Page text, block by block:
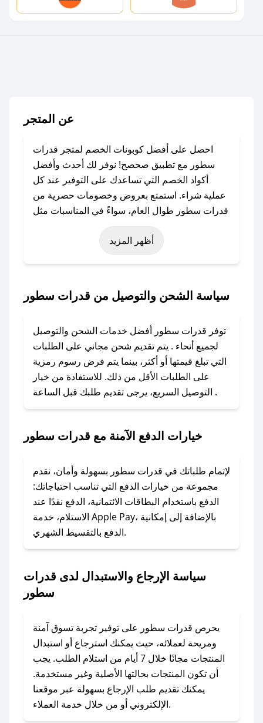
عن المتجر
احصل على أفضل كوبونات الخصم لمتجر قدرات
سطور مع تطبيق صحصح! نوفر لك أحدث وأفضل
أكواد الخصم التي تساعدك على التوفير عند كل
عملية شراء. استمتع بعروض وخصومات حصرية من
قدرات سطور طوال العام، سواءً في المناسبات مثل
عيد الفطر، عيد الأضحى، الجمعة البيضاء (شهر
نوفمبر)، رمضان، اليوم الوطني، يوم التأسيس، أو
حتى عروض خاصة أخرى.
باستخدام تطبيق صحصح، يمكنك العثور بسهولة على
الكوبون، تواصل معنا عبر تويتر أو البريد الإلكتروني
لإضافته بسرعة.
### كيفية استخدام كود خصم قدرات سطور؟
1. انسخ كود الخصم من تطبيق صحصح.
2. الصقه في خانة الدفع عند التسوق من قدرات
لا تقلق! يمكنك التواصل مع فريق دعم صحصح عبر
الرسائل الخاصة على تويتر أو البريد الإلكتروني،
وسنقوم بحل المشكلة في أسرع وقت ممكن.
### ماذا أفعل إذا لم أجد كود خصم لمتجري
المفضل؟
مراسلتنا مباشرة وسنعمل على توفير الكوبونات في
أسرع وقت ممكن.
### كيف تحصل على كوبونات خصم حصرية من
قدرات سطور؟
للحصول على كوبونات وخصومات حصرية، قم بما
يلي:
- اضغط على أيقونة متابعة لمتجر قدرات سطور في
تطبيق صحصح.
أظهر المزيد
سياسة الشحن والتوصيل من قدرات سطور
توفر قدرات سطور أفضل خدمات الشحن والتوصيل
لجميع أنحاء . يتم تقديم شحن مجاني على الطلبات
التي تبلغ قيمتها أو أكثر، بينما يتم فرض رسوم رمزية
على الطلبات الأقل من ذلك. للاستفادة من خيار
التوصيل السريع، يرجى تقديم طلبك قبل الساعة .
خيارات الدفع الآمنة مع قدرات سطور
لإتمام طلباتك في قدرات سطور بسهولة وأمان، نقدم
مجموعة من خيارات الدفع التي تناسب احتياجاتك:
الدفع باستخدام البطاقات الائتمانية، الدفع نقدًا عند
الاستلام، خدمة Apple Pay، بالإضافة إلى إمكانية
الدفع بالتقسيط الشهري.
سياسة الإرجاع والاستبدال لدى قدرات
سطور
يحرص قدرات سطور على توفير تجربة تسوق آمنة
ومريحة لعملائه، حيث يمكنك استرجاع أو استبدال
المنتجات مجانًا خلال 7 أيام من استلام الطلب. يجب
أن تكون المنتجات بحالتها الأصلية وغير مستخدمة.
يمكنك تقديم طلب الإرجاع بسهولة عبر موقعنا
الإلكتروني أو من خلال خدمة العملاء.